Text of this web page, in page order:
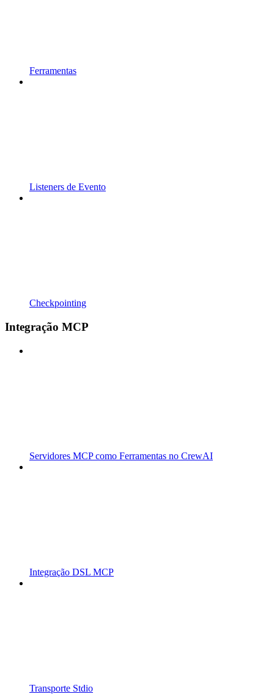
Ferramentas
Listeners de Evento
Checkpointing
Integração MCP
Servidores MCP como Ferramentas no CrewAI
Integração DSL MCP
Transporte Stdio